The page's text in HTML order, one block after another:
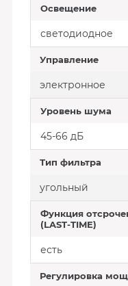
Освещение
светодиодное
Управление
электронное
Уровень шума
45-66 дБ
Тип фильтра
угольный
Функция
(LAST-TIME)
есть
Регулировка